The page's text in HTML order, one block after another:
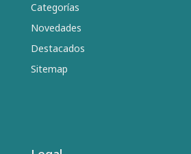
Categorías
Novedades
Destacados
Sitemap